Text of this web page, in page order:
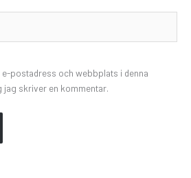
postadress och webbplats i denna
skriver en kommentar.